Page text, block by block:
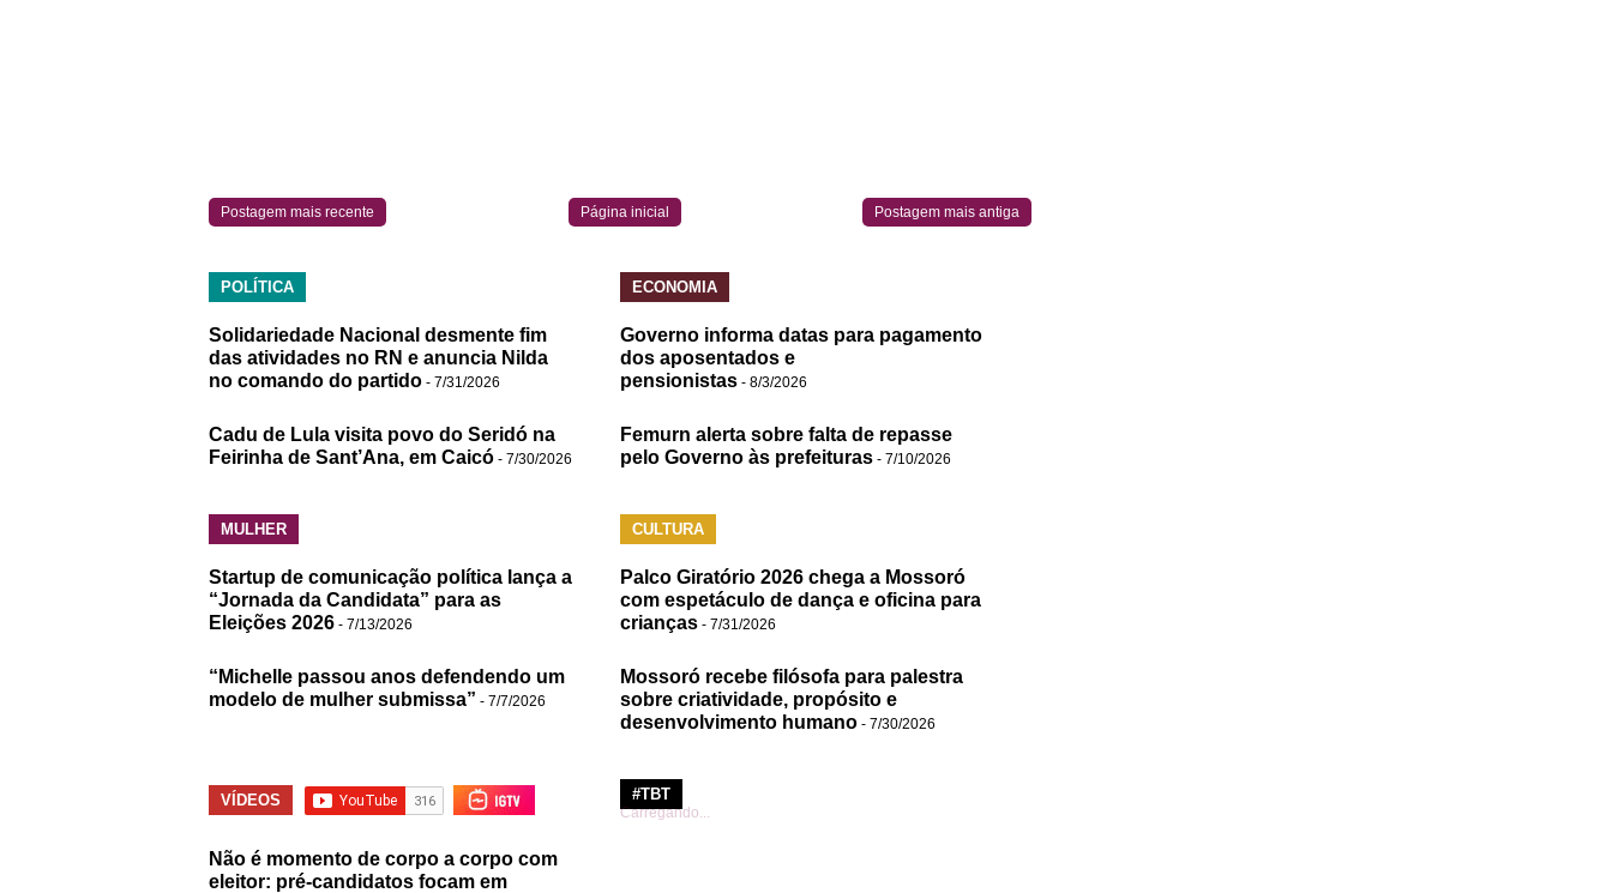
Postagem mais recente Postagem mais antiga
Página inicial
POLÍTICA
Solidariedade Nacional desmente fim
das atividades no RN e anuncia Nilda
no comando do partido - 7/31/2026
Cadu de Lula visita povo do Seridó na
Feirinha de Sant’Ana, em Caicó - 7/30/2026
ECONOMIA
Governo informa datas para pagamento
dos aposentados e
pensionistas - 8/3/2026
Femurn alerta sobre falta de repasse
pelo Governo às prefeituras - 7/10/2026
MULHER
Startup de comunicação política lança a
“Jornada da Candidata” para as
Eleições 2026 - 7/13/2026
“Michelle passou anos defendendo um
modelo de mulher submissa” - 7/7/2026
CULTURA
Palco Giratório 2026 chega a Mossoró
com espetáculo de dança e oficina para
crianças - 7/31/2026
Mossoró recebe filósofa para palestra
sobre criatividade, propósito e
desenvolvimento humano - 7/30/2026
VÍDEOS
Não é momento de corpo a corpo com
eleitor: pré-candidatos focam em
#TBT
Carregando...